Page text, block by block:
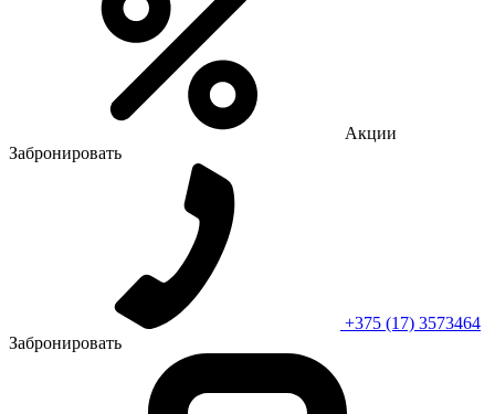
Акции
Забронировать
+375 (17) 3573464
Забронировать